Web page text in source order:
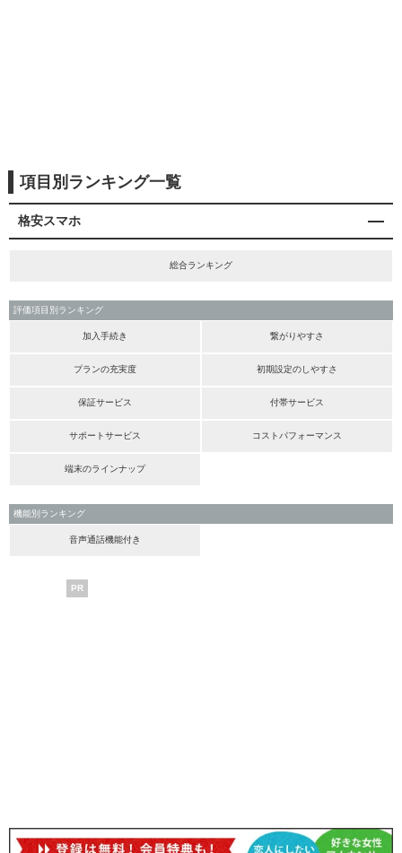
項目別ランキング一覧
格安スマホ
総合ランキング
評価項目別ランキング
加入手続き 繋がりやすさ
プランの充実度 初期設定のしやすさ
保証サービス 付帯サービス
サポートサービス コストパフォーマンス
端末のラインナップ
機能別ランキング
音声通話機能付き
PR